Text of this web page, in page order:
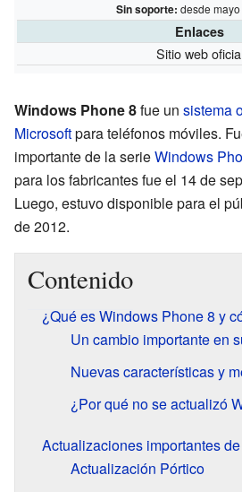
Sin soporte: desde
Enlaces
Sitio web
Windows Phone 8fue un sistema
Microsoftpara teléfonos móviles.
importante de la serieWindows
para los fabricantes fue el 14 de
Luego, estuvo disponible para el
de 2012.
Contenido
¿Qué es Windows Phone 8 y
Un cambio importante en
Nuevas características y
¿Por qué no se actualizó
Actualizaciones importantes
Actualización Pórtico